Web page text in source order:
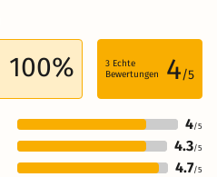
100% 3 Echte
Bewertungen
4/5
4/5
4.3/5
4.7/5